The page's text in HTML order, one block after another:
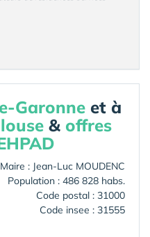
Garonne et à
& offres
Maire : Jean-Luc MOUDENC
Population : 486 828 habs.
Code postal : 31000
Code insee : 31555